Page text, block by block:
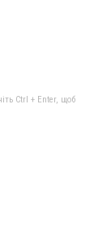
Ctrl + Enter, щоб